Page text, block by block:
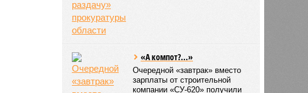
«А компот?...»
Очередной «завтрак» вместо
зарплаты от строительной
компании «СУ-620» получили